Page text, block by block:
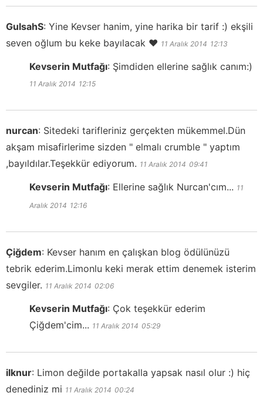
GulsahS: Yine Kevser hanim, yine harika bir tarif :) ekşili
seven oğlum bu keke bayılacak ♥ 11 Aralık 2014 12:13
Kevserin Mutfağı: Şimdiden ellerine sağlık canım:)
11 Aralık 2014 12:15
nurcan: Sitedeki tarifleriniz gerçekten mükemmel.Dün
akşam misafirlerime sizden " elmalı crumble " yaptım
,bayıldılar.Teşekkür ediyorum. 11 Aralık 2014 09:41
Kevserin Mutfağı: Ellerine sağlık Nurcan'cım... 11
Aralık 2014 12:16
Çiğdem: Kevser hanım en çalışkan blog ödülünüzü
tebrik ederim.Limonlu keki merak ettim denemek isterim
sevgiler. 11 Aralık 2014 02:06
Kevserin Mutfağı: Çok teşekkür ederim
Çiğdem'cim... 11 Aralık 2014 05:29
ilknur: Limon değilde portakalla yapsak nasıl olur :) hiç
denediniz mi 11 Aralık 2014 00:24